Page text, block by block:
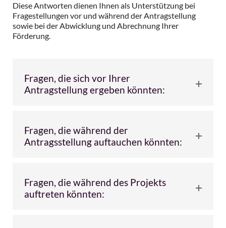
Diese Antworten dienen Ihnen als Unterstützung bei
Fragestellungen vor und während der Antragstellung
sowie bei der Abwicklung und Abrechnung Ihrer
Förderung.
Fragen, die sich vor Ihrer
Antragstellung ergeben könnten:
Fragen, die während der
Antragsstellung auftauchen könnten:
Fragen, die während des Projekts
auftreten könnten: